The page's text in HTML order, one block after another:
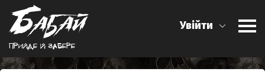
Прийде й забере
Увійти